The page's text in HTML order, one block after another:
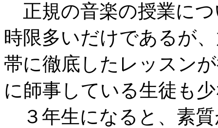
正規の音楽の授業に
時限多いだけであるが
帯に徹底したレッスン
に師事している生徒も
３年生になると、素